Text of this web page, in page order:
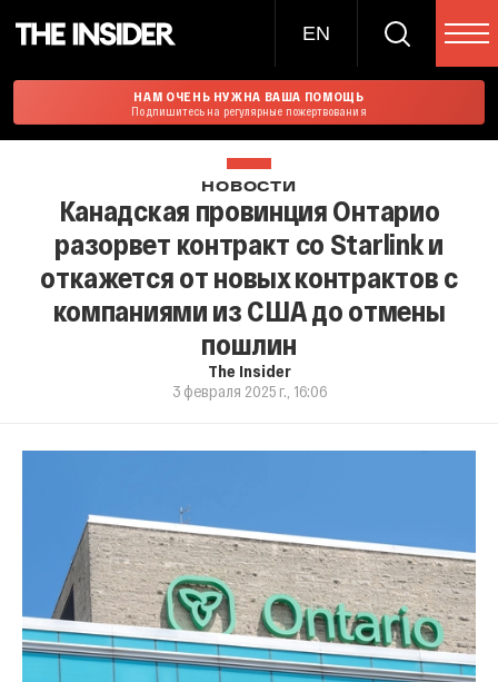
EN
НАМ ОЧЕНЬ НУЖНА ВАША ПОМОЩЬ
Подпишитесь на регулярные пожертвования
НОВОСТИ
Канадская провинция Онтарио
разорвет контракт со Starlink и
откажется от новых контрактов с
компаниями из США до отмены
пошлин
The Insider
3 февраля 2025 г., 16:06